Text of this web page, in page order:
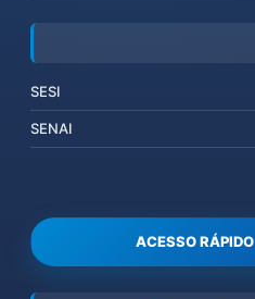
SESI
SENAI
ACESSO RÁPIDO